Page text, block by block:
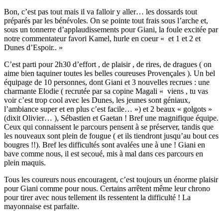
Bon, c’est pas tout mais il va falloir y aller… les dossards tout
préparés par les bénévoles. On se pointe tout frais sous l’arche et,
sous un tonnerre d’applaudissements pour Giani, la foule excitée par
notre commentateur favori Kamel, hurle en coeur « et 1 et 2 et
Dunes d’Espoir.. »
C’est parti pour 2h30 d’effort , de plaisir , de rires, de dragues ( on
aime bien taquiner toutes les belles coureuses Provençales ). Un bel
équipage de 10 personnes, dont Giani et 3 nouvelles recrues : une
charmante Elodie ( recrutée par sa copine Magali « viens , tu vas
voir c’est trop cool avec les Dunes, les jeunes sont géniaux,
l’ambiance super et en plus c’est facile… ») et 2 beaux « golgots »
(dixit Olivier… ), Sébastien et Gaetan ! Bref une magnifique équipe.
Ceux qui connaissent le parcours pensent à se préserver, tandis que
les nouveaux sont plein de fougue ( et ils tiendront jusqu’au bout ces
bougres !!). Bref les difficultés sont avalées une à une ! Giani en
bave comme nous, il est secoué, mis à mal dans ces parcours en
plein maquis.
Tous les coureurs nous encouragent, c’est toujours un énorme plaisir
pour Giani comme pour nous. Certains arrêtent même leur chrono
pour tirer avec nous tellement ils ressentent la difficulté ! La
mayonnaise est parfaite.